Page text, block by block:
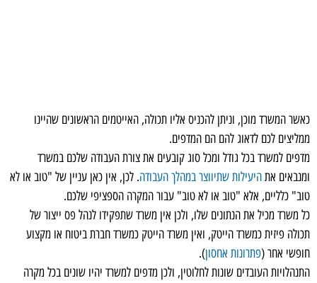
כאשר המשרד מוכן, וניתן להכניס אליו תכולה, האייטמים הראשונים שהיינו
ממליצים לכם לדאוג להם הם המדפים.
מדפים למשרד בכל גודל ומכל סוג קובעים את צורת העבודה שלכם במשרד
ומנבאים אתהיעילות שתיווצר במהלך העבודה. לכן, אין כאן עניין של "טוב או לא
טוב" כלליים, אלא "טוב או לא טוב" עבור המקרה הספציפי שלכם.
כל משרד מכיל את הנתונים שלו, ולכן אין משרד שתפקידו לנהל פס ייצור של
תכולה פיזית כמשרד הייטק, ואין משרד הייטק כמשרד חברת ביטוח או מקצוע
חופשי אחר (פתרונות אחסון).
התנהלויות העובדים שונות לחלוטין, ולכן מדפים למשרד יהיו שונים בכל מקרה